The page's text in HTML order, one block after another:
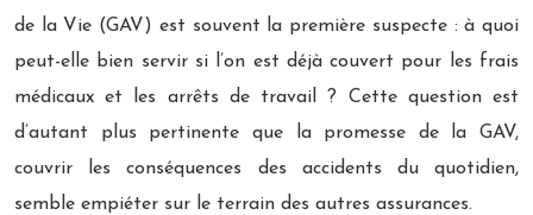
de la Vie (GAV) est souvent la première suspecte : à quoi
peut-elle bien servir si l’on est déjà couvert pour les frais
médicaux et les arrêts de travail ? Cette question est
d’autant plus pertinente que la promesse de la GAV,
couvrir les conséquences des accidents du quotidien,
semble empiéter sur le terrain des autres assurances.